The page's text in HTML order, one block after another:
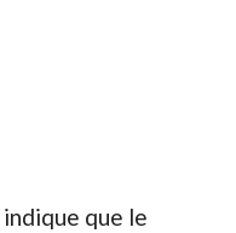
que le